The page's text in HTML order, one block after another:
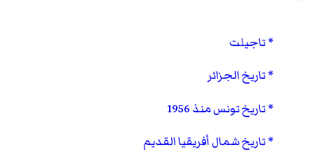
تاجيلت
تاريخ الجزائر
تاريخ تونس منذ 1956
تاريخ شمال أفريقيا القديم